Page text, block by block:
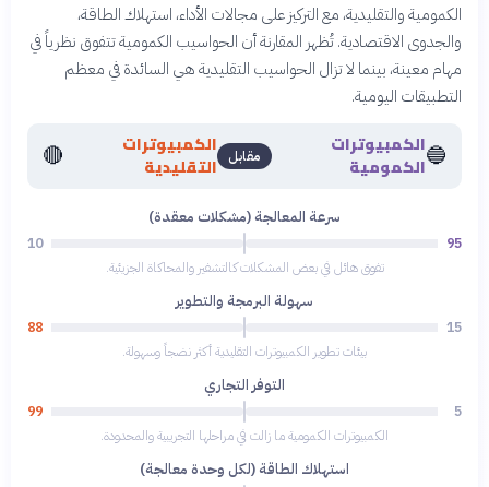
الكمومية والتقليدية، مع التركيز على مجالات الأداء، استهلاك الطاقة،
والجدوى الاقتصادية. تُظهر المقارنة أن الحواسيب الكمومية تتفوق نظرياً في
مهام معينة، بينما لا تزال الحواسيب التقليدية هي السائدة في معظم
التطبيقات اليومية.
🔵الكمبيوترات
الكمومية
مقابل
الكمبيوترات
التقليدية
🔴
سرعة المعالجة (مشكلات معقدة)
95
10
تفوق هائل في بعض المشكلات كالتشفير والمحاكاة الجزيئية.
سهولة البرمجة والتطوير
15
88
بيئات تطوير الكمبيوترات التقليدية أكثر نضجاً وسهولة.
التوفر التجاري
5
99
الكمبيوترات الكمومية ما زالت في مراحلها التجريبية والمحدودة.
استهلاك الطاقة (لكل وحدة معالجة)